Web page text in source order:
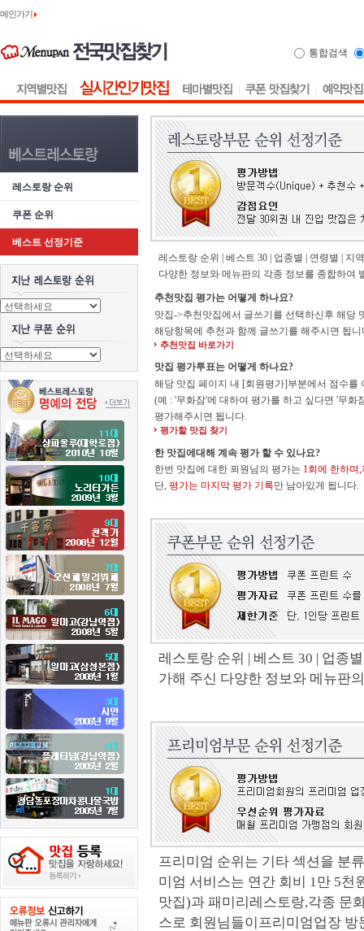
메인가기
통합검색
레스토랑 순위
쿠폰 순위
베스트 선정기준
레스토랑 순위 | 베스트 30 | 업종별 | 연령별 | 지
다양한 정보와 메뉴판의 각종 정보를 종합하여
추천맛집 평가는 어떻게 하나요?
맛집->추천맛집에서 글쓰기를 선택하신후 해당
해당항목에 추천과 함께 글쓰기를 해주시면 됩니
추천맛집 바로가기
맛집 평가투표는 어떻게 하나요?
해당 맛집 페이지 내 [회원평가]부분에서 점수를
(예 : '무화잠'에 대하여 평가를 하고 싶다면 '무
평가해주시면 됩니다.
평가할 맛집 찾기
한 맛집에대해 계속 평가 할 수 있나요?
한번 맛집에 대한 푀원님의 평가는 1회에 한하며
단, 평가는 마지막 평가 기록만 남아있게 됩니다.
레스토랑 순위 | 베스트 30 | 업종
가해 주신 다양한 정보와 메뉴판
프리미엄 순위는 기타 섹션을 분
미엄 서비스는 연간 회비 1만 5천
맛집)과 패미리레스토랑,각종 문
스로 회원님들이 프리미엄업장